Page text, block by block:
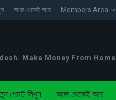
আজ থেকেই আয় Members Area
Make Money From Home
পোস্ট লিখুন আজ থেকেই আয়